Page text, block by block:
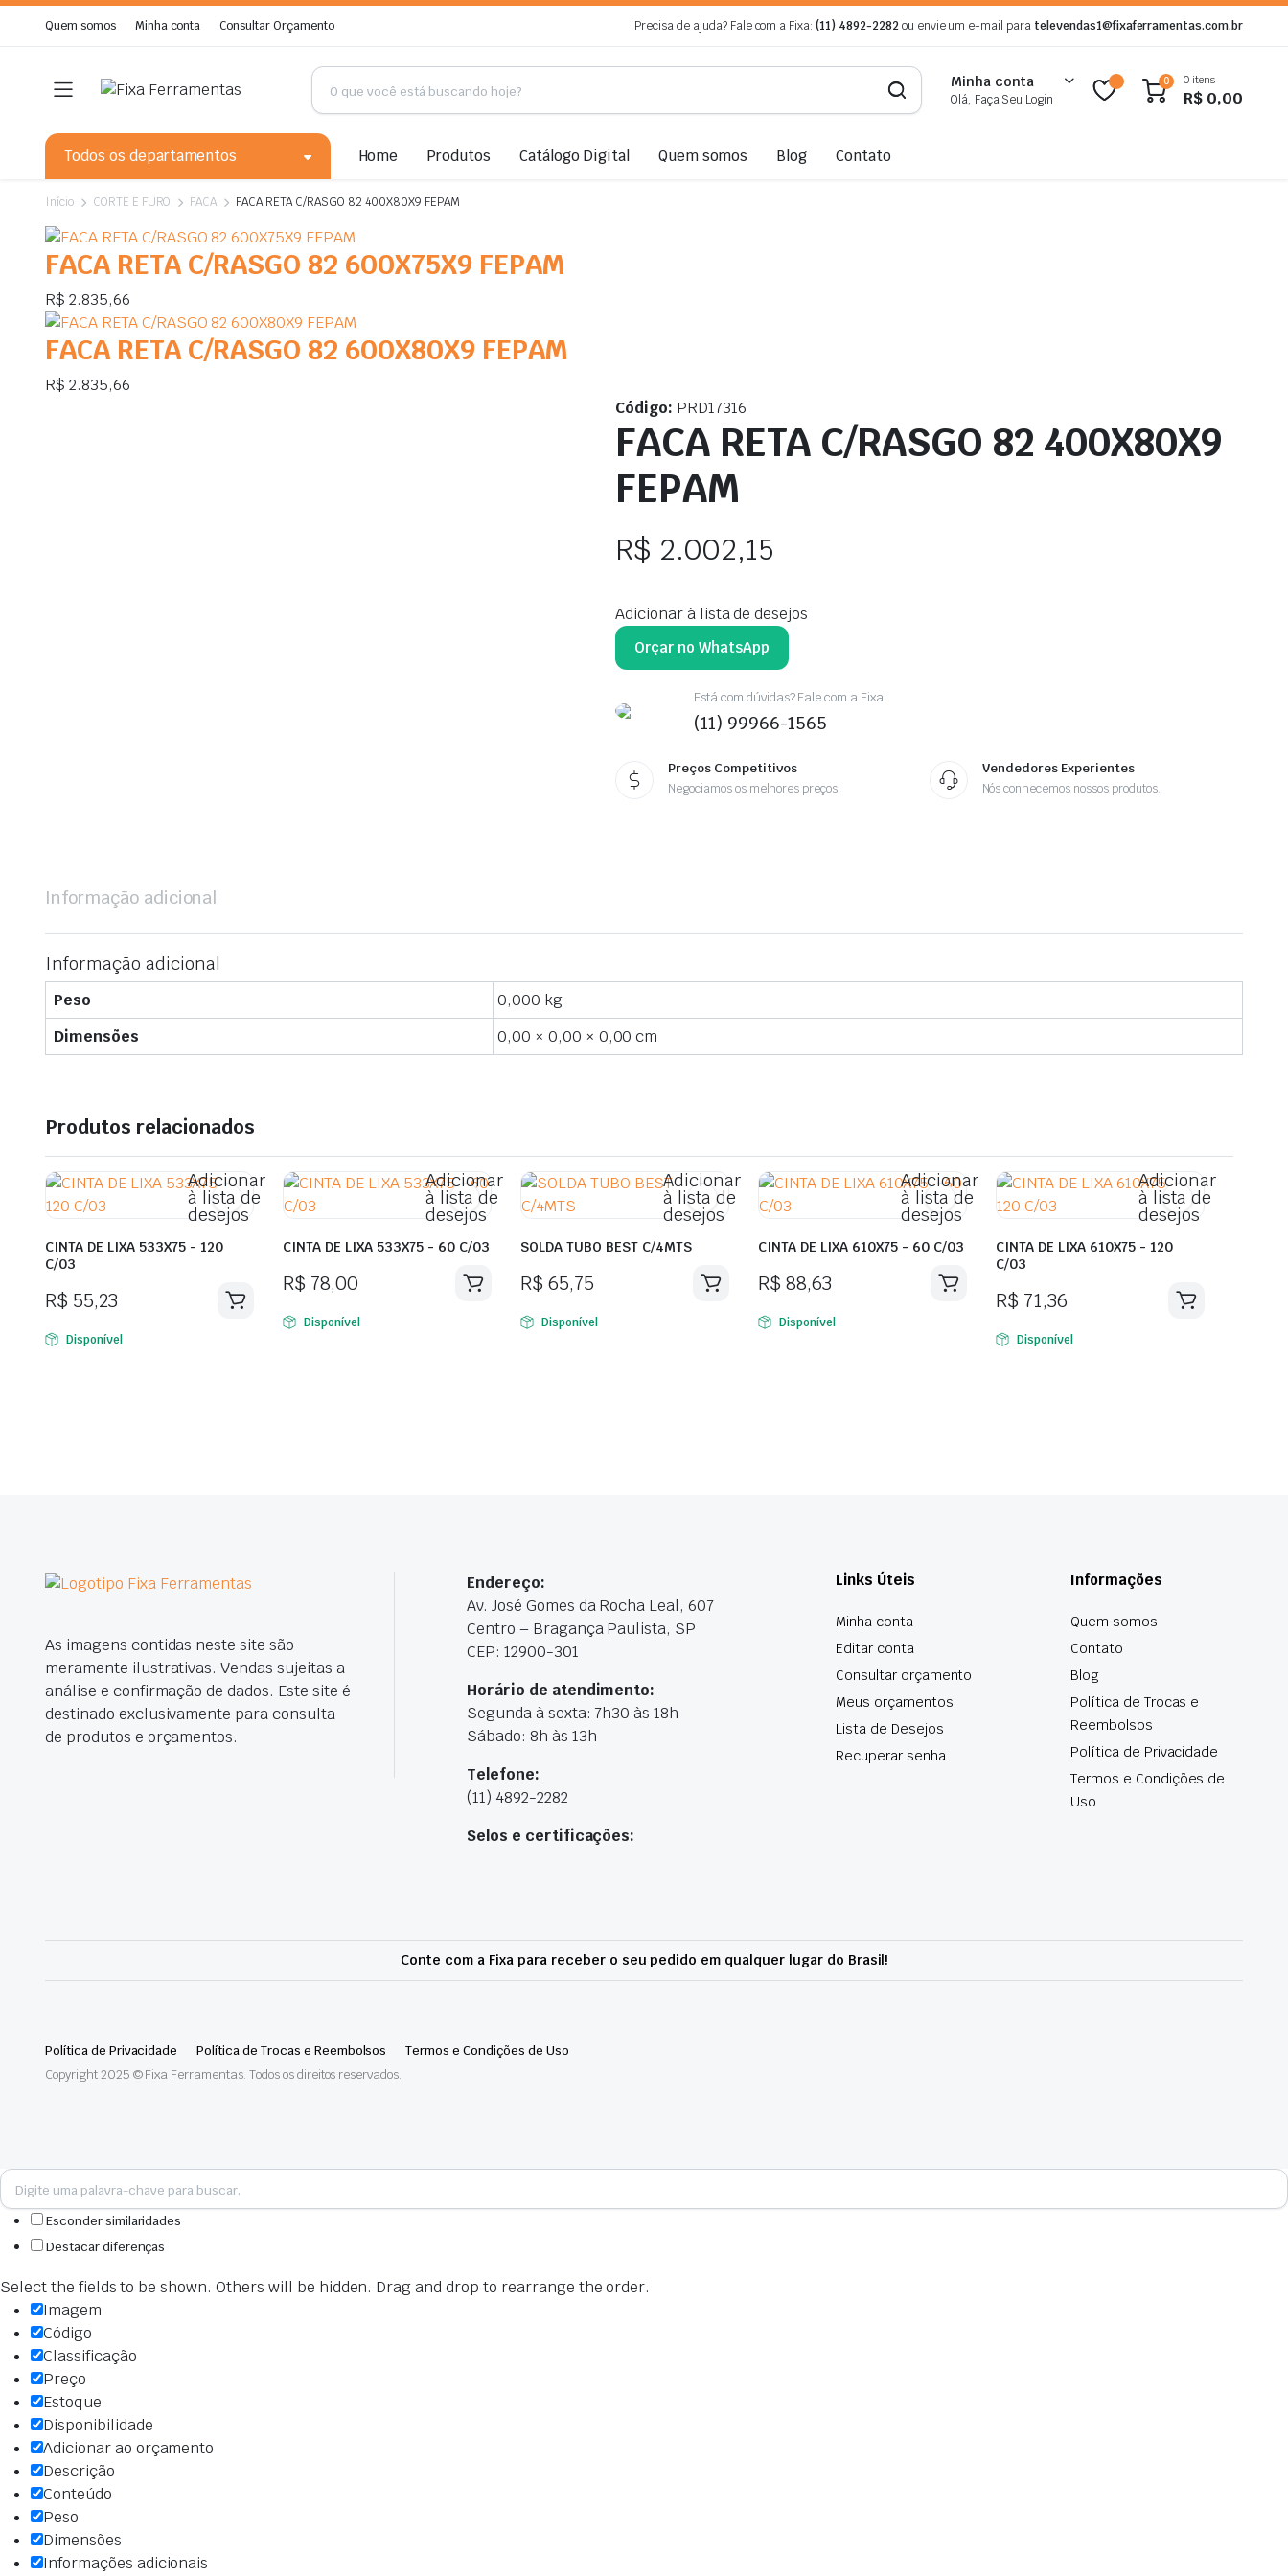
Quem somos Minha conta Consultar Orçamento Precisa de ajuda? Fale com a Fixa:(11) 4892-2282ou envie um e-mail para televendas1@fixaferramentas.com.br
Minha conta
Olá, Faça Seu Login
0 0 itens
R$ 0,00
Todos os departamentos Home Produtos Catálogo Digital Quem somos Blog Contato
Início CORTE E FURO FACA FACA RETA C/RASGO 82 400X80X9 FEPAM
FACA RETA C/RASGO 82 600X75X9 FEPAM
R$ 2.835,66
FACA RETA C/RASGO 82 600X80X9 FEPAM
R$ 2.835,66
Código: PRD17316
FACA RETA C/RASGO 82 400X80X9
FEPAM
R$ 2.002,15
Adicionar à lista de desejos
Orçar no WhatsApp
Está com dúvidas? Fale com a Fixa!
(11) 99966-1565
Preços Competitivos
Negociamos os melhores preços.
Vendedores Experientes
Nós conhecemos nossos produtos.
Informação adicional
Informação adicional
Peso
0,000 kg
Dimensões
0,00 × 0,00 × 0,00 cm
Produtos relacionados
Adicionar
à lista de
desejos
CINTA DE LIXA 533X75 - 120
C/03
R$ 55,23
Disponível
Adicionar
à lista de
desejos
CINTA DE LIXA 533X75 - 60 C/03
R$ 78,00
Disponível
Adicionar
à lista de
desejos
SOLDA TUBO BEST C/4MTS
R$ 65,75
Disponível
Adicionar
à lista de
desejos
CINTA DE LIXA 610X75 - 60 C/03
R$ 88,63
Disponível
Adicionar
à lista de
desejos
CINTA DE LIXA 610X75 - 120
C/03
R$ 71,36
Disponível
As imagens contidas neste site são
meramente ilustrativas. Vendas sujeitas a
análise e confirmação de dados. Este site é
destinado exclusivamente para consulta
de produtos e orçamentos.
Endereço:
Av. José Gomes da Rocha Leal, 607
Centro – Bragança Paulista, SP
CEP: 12900-301
Horário de atendimento:
Segunda à sexta: 7h30 às 18h
Sábado: 8h às 13h
Telefone:
(11) 4892-2282
Selos e certificações:
Links Úteis
Minha conta
Editar conta
Consultar orçamento
Meus orçamentos
Lista de Desejos
Recuperar senha
Informações
Quem somos
Contato
Blog
Política de Trocas e
Reembolsos
Política de Privacidade
Termos e Condições de
Uso
Conte com a Fixa para receber o seu pedido em qualquer lugar do Brasil!
Política de Privacidade Política de Trocas e Reembolsos
Termos e Condições de Uso
Copyright 2025 © Fixa Ferramentas. Todos os direitos reservados.
Esconder similaridades
Destacar diferenças
Select the fields to be shown. Others will be hidden. Drag and drop to rearrange the order.
Imagem
Código
Classificação
Preço
Estoque
Disponibilidade
Adicionar ao orçamento
Descrição
Conteúdo
Peso
Dimensões
Informações adicionais